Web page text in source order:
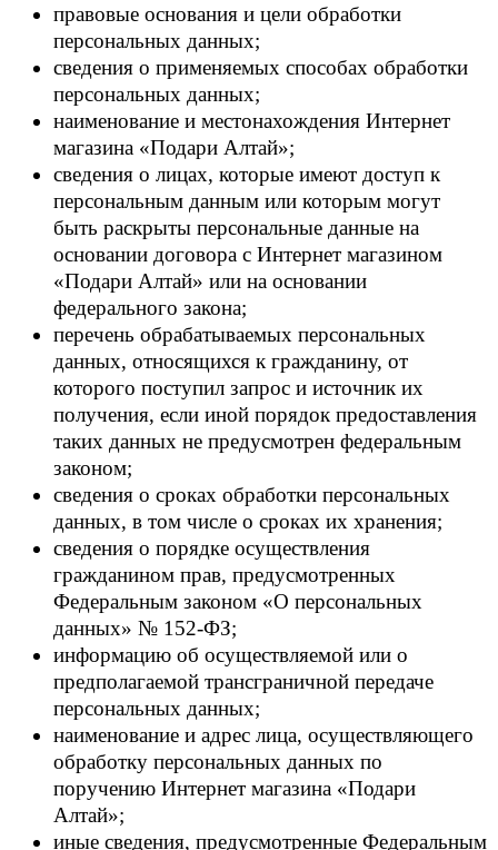
правовые основания и цели обработки
персональных данных;
сведения о применяемых способах обработки
персональных данных;
наименование и местонахождения Интернет
магазина «Подари Алтай»;
сведения о лицах, которые имеют доступ к
персональным данным или которым могут
быть раскрыты персональные данные на
основании договора с Интернет магазином
«Подари Алтай» или на основании
федерального закона;
перечень обрабатываемых персональных
данных, относящихся к гражданину, от
которого поступил запрос и источник их
получения, если иной порядок предоставления
таких данных не предусмотрен федеральным
законом;
сведения о сроках обработки персональных
данных, в том числе о сроках их хранения;
сведения о порядке осуществления
гражданином прав, предусмотренных
Федеральным законом «О персональных
данных» № 152-ФЗ;
информацию об осуществляемой или о
предполагаемой трансграничной передаче
персональных данных;
наименование и адрес лица, осуществляющего
обработку персональных данных по
поручению Интернет магазина «Подари
Алтай»;
иные сведения, предусмотренные Федеральным